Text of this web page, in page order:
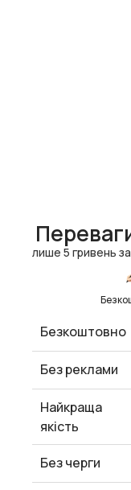
лише 5 гривень
Безкоштовно
Без реклами
Найкраща
якість
Без черги